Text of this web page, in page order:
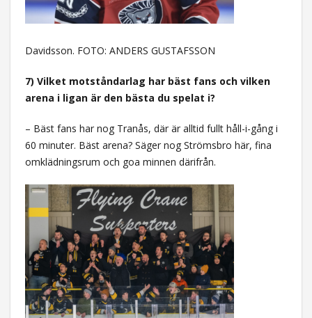
Davidsson. FOTO: ANDERS GUSTAFSSON
7) Vilket motståndarlag har bäst fans och vilken
arena i ligan är den bästa du spelat i?
– Bäst fans har nog Tranås, där är alltid fullt håll-i-gång i
60 minuter. Bäst arena? Säger nog Strömsbro här, fina
omklädningsrum och goa minnen därifrån.